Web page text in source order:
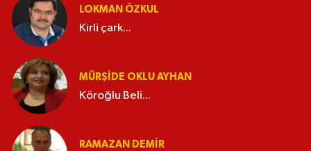
LOKMAN ÖZKUL
Kirli çark...
MÜRŞIDE OKLU AYHAN
Köroğlu Beli...
RAMAZAN DEMİR